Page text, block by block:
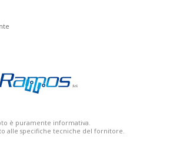
è puramente informativa.
alle specifiche tecniche del fornitore.